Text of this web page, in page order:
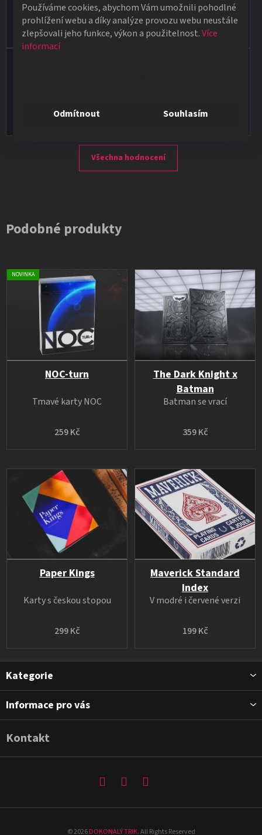
Používáme cookies, abychom Vám umožnili pohodlné
prohlížení webu a díky analýze provozu webu neustále
zlepšovali jeho funkce, výkon a použitelnost.Více
informací
Odmítnout Souhlasím
perfektně, syn měl velký úspěch s kouzelnickým představením
na školní besídce. Objednávka dorazila po 4 dnech, takže
naprostá spokojenost.
Všechna hodnocení
Podobné produkty
NOVINKA
NOC-turn
259 Kč
Tmavé karty NOC
The Dark Knight x
Batman
359 Kč
Batman se vrací
Paper Kings
299 Kč
Karty s českou stopou
Maverick Standard
Index
199 Kč
V modré i červené verzi
Z
p
Kategorie
Informace pro vás
Kontakt
©2026 DOKONALÝ TRIK. All Rights Reserved